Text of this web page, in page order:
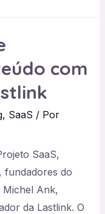
com
, SaaS / Por
SaaS,
fundadores do
Michel Ank,
da Lastlink. O